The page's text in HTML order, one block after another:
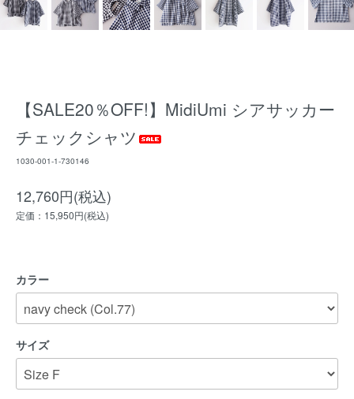
【SALE20％OFF!】MidiUmi シアサッカー
チェックシャツ
1030-001-1-730146
12,760円(税込)
定価：15,950円(税込)
カラー
サイズ